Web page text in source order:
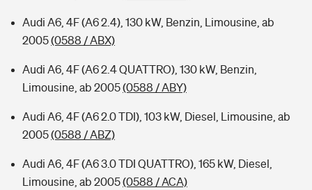
Audi A6, 4F (A6 2.4), 130 kW, Benzin, Limousine, ab
2005(0588 / ABX)
Audi A6, 4F (A6 2.4 QUATTRO), 130 kW, Benzin,
Limousine, ab 2005(0588 / ABY)
Audi A6, 4F (A6 2.0 TDI), 103 kW, Diesel, Limousine, ab
2005(0588 / ABZ)
Audi A6, 4F (A6 3.0 TDI QUATTRO), 165 kW, Diesel,
Limousine, ab 2005(0588 / ACA)